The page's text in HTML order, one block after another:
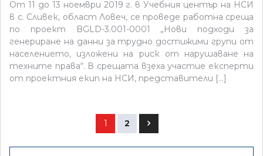
От 11 до 13 ноември 2019 г. в Учебния център на НСИ
в с. Сливек, област Ловеч, се проведе работна среща
по проект BGLD-3.001-0001 „Нови подходи за
генериране на данни за трудно достижими групи от
населението, изложени на риск от нарушаване на
техните права“. В срещата взеха участие експерти
от проектния екип на НСИ, представители […]
1 2